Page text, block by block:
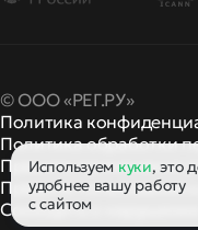
© ООО «РЕГ.РУ»
Политика
Политика обработки
Правила применения
Правила пользованияи
Сообщить о нарушении
Используем куки, это
удобнее вашу работу
с сайтом